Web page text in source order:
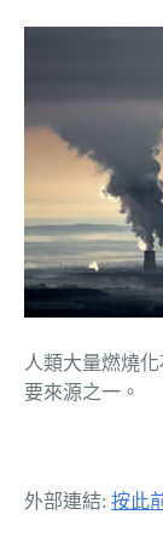
人類大量燃燒
要來源之一。
外部連結: 按此